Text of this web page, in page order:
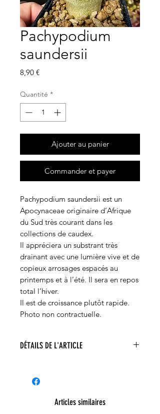
Pachypodium
saundersii
8,90 €Prix
Quantité *
Ajouter au panier
Commander et payer
Pachypodium saundersii est un
Apocynaceae originaire d’Afrique
du Sud très courant dans les
collections de caudex.
Il appréciera un substrant très
drainant avec une lumière vive et de
copieux arrosages espacés au
printemps et à l’été. Il sera en repos
total l’hiver.
Il est de croissance plutôt rapide.
Photo non contractuelle.
DÉTAILS DE L'ARTICLE
Articles similaires